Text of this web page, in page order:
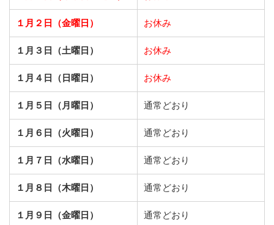
１月２日（金曜日） お休み
１月３日（土曜日） お休み
１月４日（日曜日） お休み
１月５日（月曜日） 通常どおり
１月６日（火曜日） 通常どおり
１月７日（水曜日） 通常どおり
１月８日（木曜日） 通常どおり
１月９日（金曜日） 通常どおり